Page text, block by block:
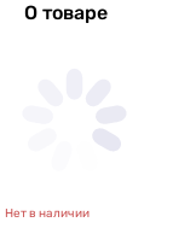
О товаре
Нет в наличии